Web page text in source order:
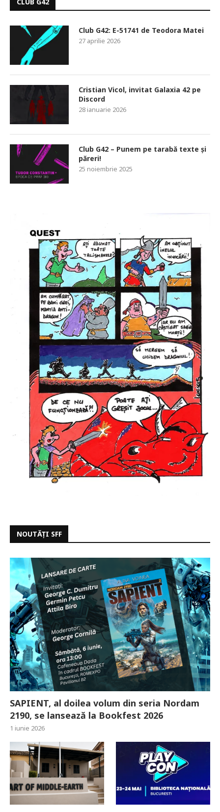
Club G42: E-51741 de Teodora Matei
27 aprilie 2026
Cristian Vicol, invitat Galaxia 42 pe
Discord
28 ianuarie 2026
Club G42 – Punem pe tarabă texte și
păreri!
25 noiembrie 2025
NOUTĂȚI SFF
SAPIENT, al doilea volum din seria Nordam
2190, se lansează la Bookfest 2026
1 iunie 2026